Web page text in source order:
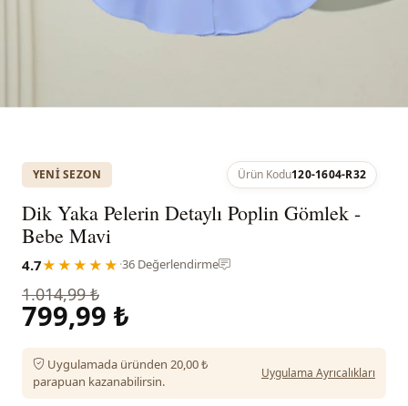
YENI SEZON Ürün Kodu120-1604-R32
Dik Yaka Pelerin Detaylı Poplin Gömlek -
Bebe Mavi
4.7★★★★★ ·36 Değerlendirme
1.014,99 ₺
799,99 ₺
Uygulamada üründen 20,00 ₺
parapuan kazanabilirsin.
Uygulama Ayrıcalıkları